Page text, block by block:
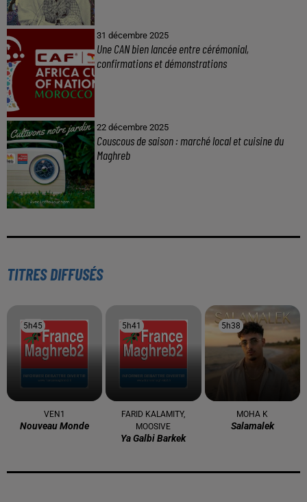
31 décembre 2025
Une CAN bien lancée entre cérémonial,
confirmations et démonstrations
22 décembre 2025
Couscous de saison : marché local et cuisine du
Maghreb
TITRES DIFFUSÉS
5h45
5h45
VEN1
Nouveau Monde
5h41
5h41
FARID KALAMITY,
MOOSIVE
Ya Galbi Barkek
5h38
5h38
MOHA K
Salamalek